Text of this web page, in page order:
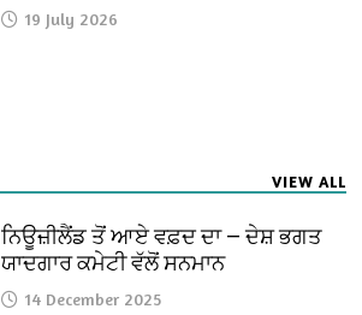
19 July 2026
VIEW ALL
ਨਿਊਜ਼ੀਲੈਂਡ ਤੋਂ ਆਏ ਵਫ਼ਦ ਦਾ — ਦੇਸ਼ ਭਗਤ
ਯਾਦਗਾਰ ਕਮੇਟੀ ਵੱਲੋਂ ਸਨਮਾਨ
14 December 2025